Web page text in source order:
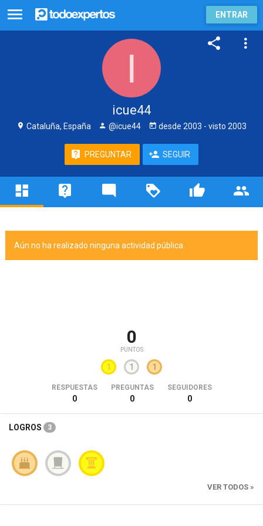
ENTRAR
icue44
Cataluña, España @icue44 desde 2003 - visto 2003
PREGUNTAR SEGUIR
Aún no ha realizado ninguna actividad pública.
0
PUNTOS
1 1 1
RESPUESTAS
0
PREGUNTAS
0
SEGUIDORES
0
LOGROS 3
VER TODOS »